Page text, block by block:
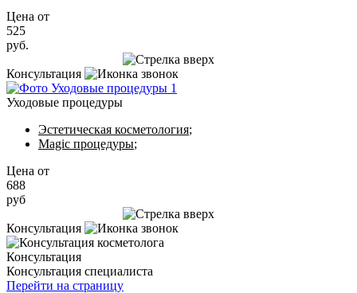
Цена от
525
руб.
Консультация
Уходовые процедуры
Эстетическая косметология;
Magic процедуры;
Цена от
688
руб
Консультация
Консультация
Консультация специалиста
Перейти на страницу